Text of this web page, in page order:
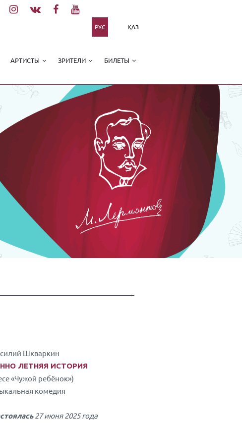
РУС ҚАЗ
АРТИСТЫ ЗРИТЕЛИ БИЛЕТЫ
Шкваркин
ЛЕТНЯЯ ИСТОРИЯ
«Чужой ребёнок»)
комедия
27 июня 2025 года